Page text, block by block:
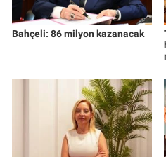
Bahçeli: 86 milyon kazanacak